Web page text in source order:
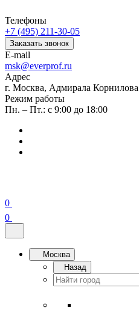
Телефоны
+7 (495) 211-30-05
Заказать звонок
E-mail
msk@everprof.ru
Адрес
г. Москва, Адмирала
Режим работы
Пн. – Пт.: с 9:00 до 18:00
0
0
Москва
Назад